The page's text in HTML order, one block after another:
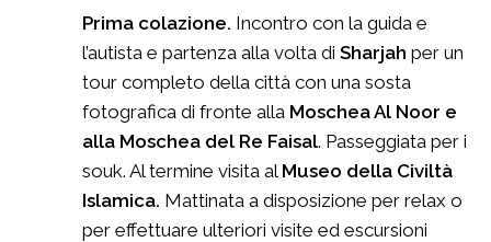
Prima colazione. Incontro con la guida e
l’autista e partenza alla volta di Sharjah per un
tour completo della città con una sosta
fotografica di fronte alla Moschea Al Noor e
alla Moschea del Re Faisal. Passeggiata per i
souk. Al termine visita al Museo della Civiltà
Islamica. Mattinata a disposizione per relax o
per effettuare ulteriori visite ed escursioni